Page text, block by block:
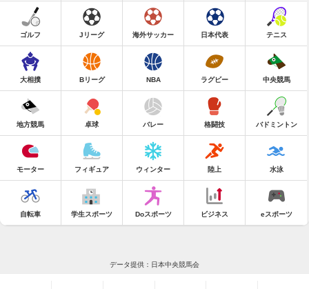
ゴルフ Jリーグ 海外サッカー 日本代表 テニス
大相撲 Bリーグ NBA ラグビー 中央競馬
地方競馬 卓球 バレー 格闘技 バドミントン
モーター フィギュア ウィンター 陸上 水泳
自転車 学生スポーツ Doスポーツ ビジネス eスポーツ
データ提供：日本中央競馬会